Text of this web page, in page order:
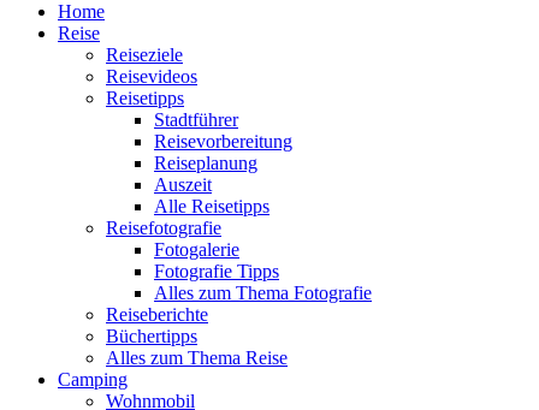
Home
Reise
Reiseziele
Reisevideos
Reisetipps
Stadtführer
Reisevorbereitung
Reiseplanung
Auszeit
Alle Reisetipps
Reisefotografie
Fotogalerie
Fotografie Tipps
Alles zum Thema Fotografie
Reiseberichte
Büchertipps
Alles zum Thema Reise
Camping
Wohnmobil